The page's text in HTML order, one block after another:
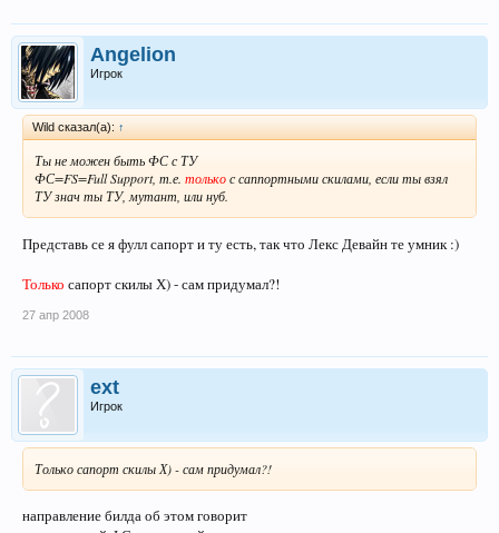
Angelion
Игрок
Wild сказал(а): ↑
Ты не можен быть ФС с ТУ
ФС=FS=Full Support, т.е. толькос саппортными скилами, если ты взял
ТУ знач ты ТУ, мутант, или нуб.
Представь се я фулл сапорт и ту есть, так что Лекс Девайн те умник :)
Только сапорт скилы Х) - сам придумал?!
27 апр 2008
ext
Игрок
Только сапорт скилы Х) - сам придумал?!
направление билда об этом говорит